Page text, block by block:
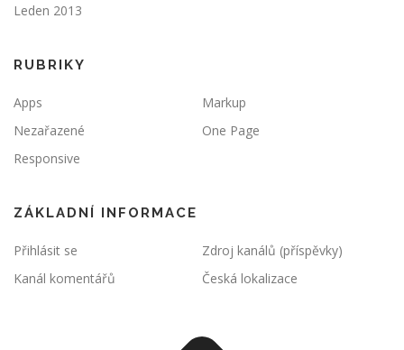
Leden 2013
RUBRIKY
Apps
Markup
Nezařazené
One Page
Responsive
ZÁKLADNÍ INFORMACE
Přihlásit se
Zdroj kanálů (příspěvky)
Kanál komentářů
Česká lokalizace